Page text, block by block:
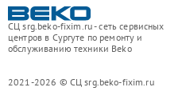
СЦ srg.beko-fixim.ru - сеть сервисных
центров в Сургуте по ремонту и
обслуживанию техники Beko
2021-2026 © СЦ srg.beko-fixim.ru